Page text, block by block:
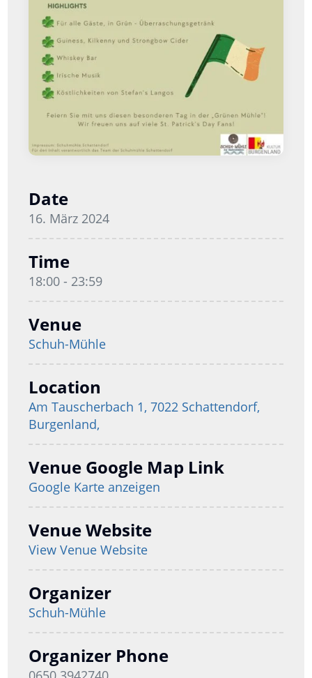
Date
16. März 2024
Time
18:00 - 23:59
Venue
Schuh-Mühle
Location
Am Tauscherbach 1, 7022 Schattendorf,
Burgenland,
Venue Google Map Link
Google Karte anzeigen
Venue Website
View Venue Website
Organizer
Schuh-Mühle
Organizer Phone